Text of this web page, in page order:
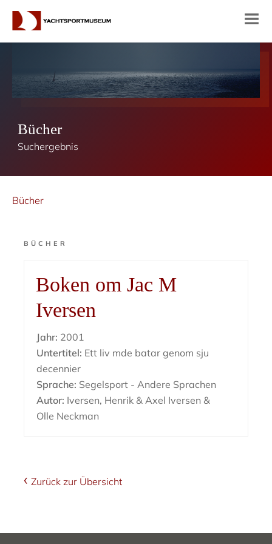
Bücher
Suchergebnis
Bücher
BÜCHER
Boken om Jac M
Iversen
Jahr: 2001
Untertitel: Ett liv mde batar genom sju
decennier
Sprache: Segelsport - Andere Sprachen
Autor: Iversen, Henrik & Axel Iversen &
Olle Neckman
Zurück zur Übersicht